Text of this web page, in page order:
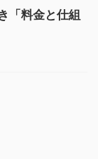
「料金と仕組